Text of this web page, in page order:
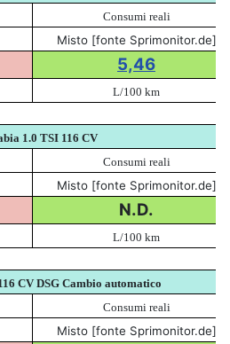
Consumi reali
Misto [fonte Sprimonitor.de]
5,46
L/100 km
1.0 TSI 116 CV
Consumi reali
Misto [fonte Sprimonitor.de]
N.D.
L/100 km
CV DSG Cambio automatico
Consumi reali
Misto [fonte Sprimonitor.de]